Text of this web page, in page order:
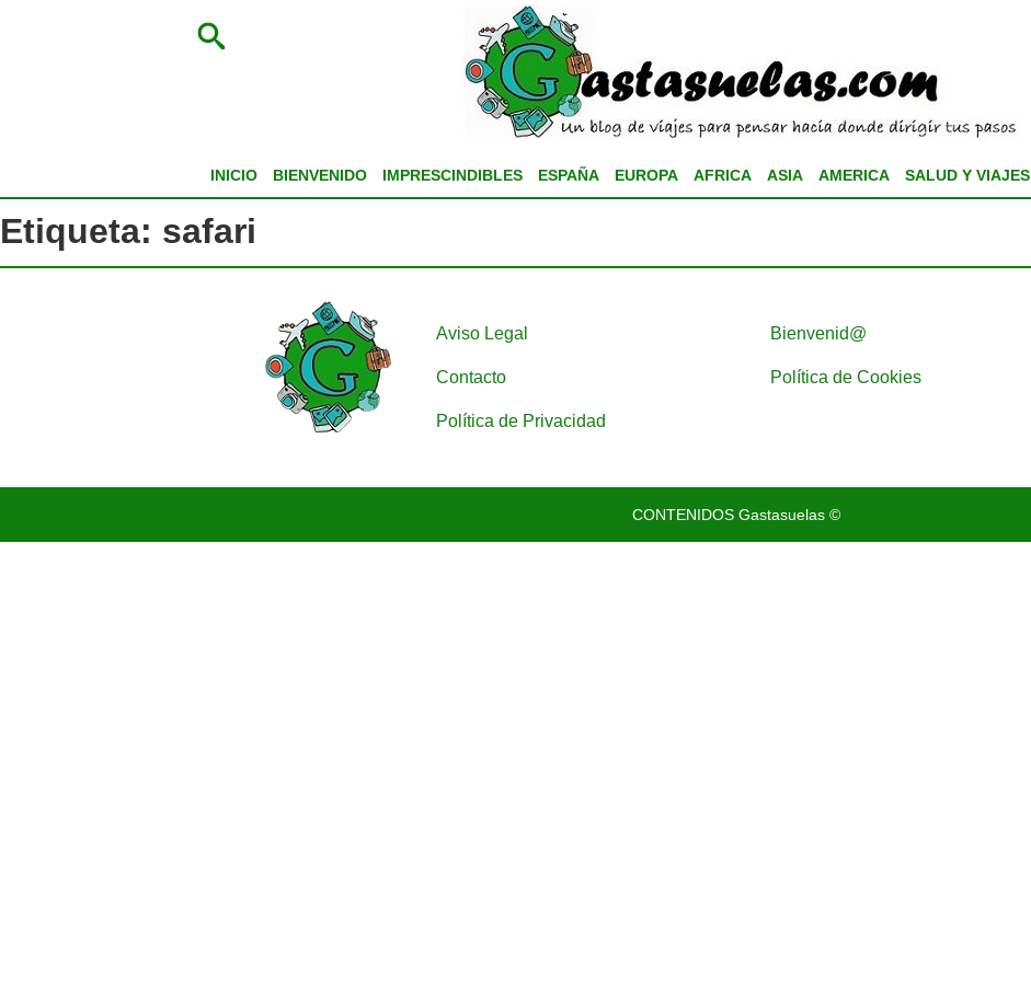
INICIO BIENVENIDO IMPRESCINDIBLES ESPAÑA EUROPA AFRICA ASIA AMERICA SALUD Y VIAJES
Etiqueta: safari
Aviso Legal Bienvenid@
Contacto Política de Cookies
Política de Privacidad
CONTENIDOS Gastasuelas ©